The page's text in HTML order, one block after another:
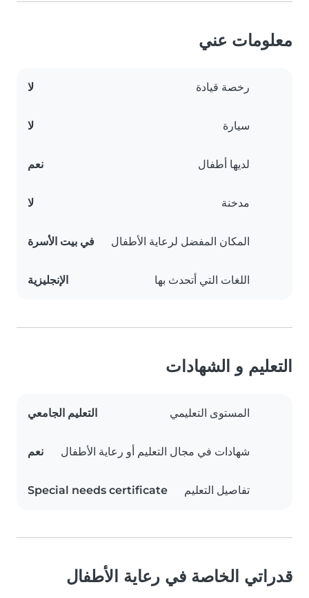
معلومات عني
رخصة قيادة لا
سيارة لا
لديها أطفال نعم
مدخنة لا
المكان المفضل لرعاية الأطفال في بيت الأسرة
اللغات التي أتحدث بها الإنجليزية
التعليم و الشهادات
المستوى التعليمي التعليم الجامعي
شهادات في مجال التعليم أو رعاية الأطفال نعم
تفاصيل التعليم Special needs certificate
قدراتي الخاصة في رعاية الأطفال